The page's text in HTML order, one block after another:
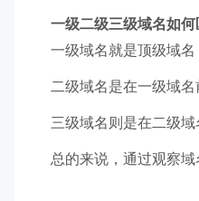
一级二级三级域名如何
一级域名就是顶级域名
二级域名是在一级域名
三级域名则是在二级域
总的来说，通过观察域